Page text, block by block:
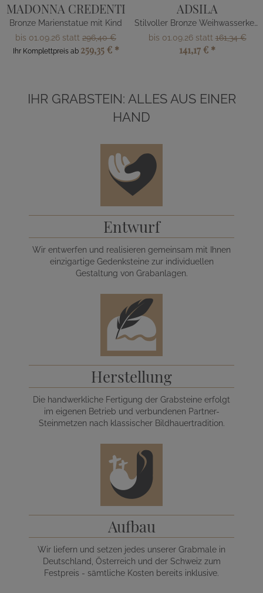
MADONNA CREDENTI
Bronze Marienstatue mit Kind
bis 01.09.26 statt 296,40 €
Ihr Komplettpreis ab 259,35 € *
ADSILA
Stilvoller Bronze Weihwasserkessel
bis 01.09.26 statt161,34 €
141,17 € *
IHR GRABSTEIN: ALLES AUS EINER
HAND
Entwurf
Wir entwerfen und realisieren gemeinsam mit Ihnen
einzigartige Gedenksteine zur individuellen
Gestaltung von Grabanlagen.
Herstellung
Die handwerkliche Fertigung der Grabsteine erfolgt
im eigenen Betrieb und verbundenen Partner-
Steinmetzen nach klassischer Bildhauertradition.
Aufbau
Wir liefern und setzen jedes unserer Grabmale in
Deutschland, Österreich und der Schweiz zum
Festpreis - sämtliche Kosten bereits inklusive.